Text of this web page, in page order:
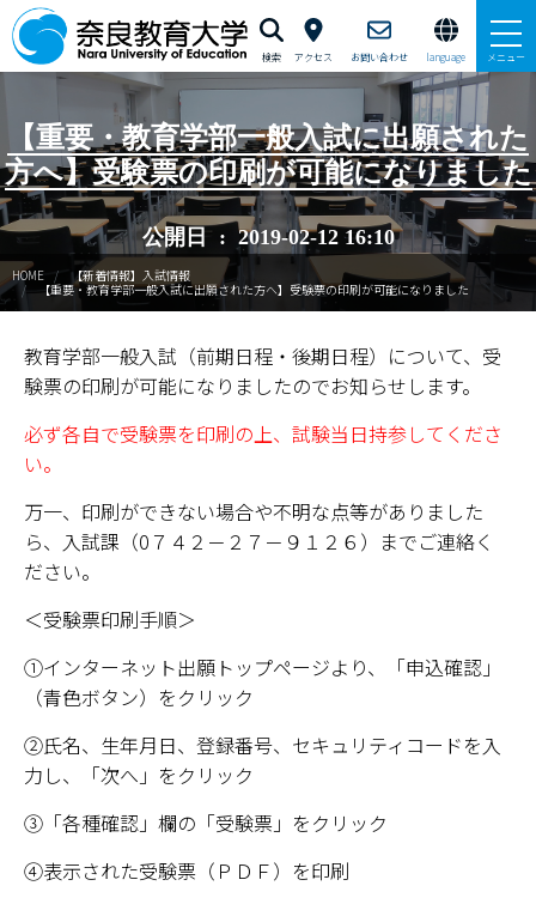
検索 アクセス お問い合わせ language メニュー
本学で学びたい方へ
在学生の方へ
卒業生・修了生の方、現職教員の方へ
自治体・企業の方へ
一般・地域の方へ
入試情報
教育・学生生活
国際交流・留学
産官学連携
奈良国立大学機構
【重要・教育学部一般入試に出願された
方へ】受験票の印刷が可能になりました
公開日 : 2019-02-12 16:10
HOME
【新着情報】入試情報
【重要・教育学部一般入試に出願された方へ】受験票の印刷が可能になりました
教育学部一般入試（前期日程・後期日程）について、受
験票の印刷が可能になりましたのでお知らせします。
必ず各自で受験票を印刷の上、試験当日持参してくださ
い。
万一、印刷ができない場合や不明な点等がありました
ら、入試課（0７４２－２７－９１２６）までご連絡く
ださい。
＜受験票印刷手順＞
①インターネット出願トップページより、「申込確認」
（青色ボタン）をクリック
②氏名、生年月日、登録番号、セキュリティコードを入
力し、「次へ」をクリック
③「各種確認」欄の「受験票」をクリック
④表示された受験票（ＰＤＦ）を印刷